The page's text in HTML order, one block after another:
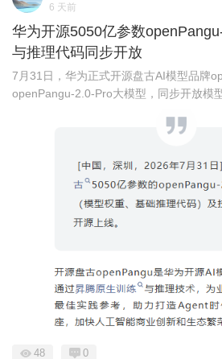
6 天前
华为开源5050亿参数
与推理代码同步开放
7月31日，华为正式开源盘古AI模型品牌
openPangu-2.0-Pro大模型，同步开放模型
48 0